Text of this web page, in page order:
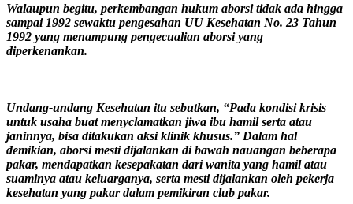
Walaupun begitu, perkembangan hukum aborsi tidak ada hingga
sampai 1992 sewaktu pengesahan UU Kesehatan No. 23 Tahun
1992 yang menampung pengecualian aborsi yang
diperkenankan.
Undang-undang Kesehatan itu sebutkan, “Pada kondisi krisis
untuk usaha buat menyclamatkan jiwa ibu hamil serta atau
janinnya, bisa ditakukan aksi klinik khusus.” Dalam hal
demikian, aborsi mesti dijalankan di bawah nauangan beberapa
pakar, mendapatkan kesepakatan dari wanita yang hamil atau
suaminya atau keluarganya, serta mesti dijalankan oleh pekerja
kesehatan yang pakar dalam pemikiran club pakar.